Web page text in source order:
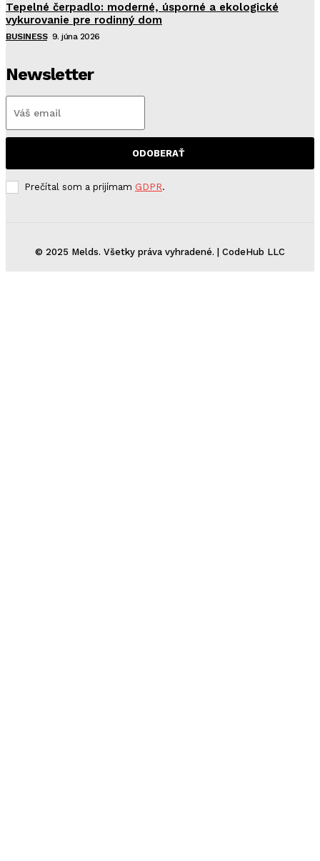
Tepelné čerpadlo: moderné, úsporné a ekologické
vykurovanie pre rodinný dom
BUSINESS 9. júna 2026
Newsletter
ODOBERAŤ
Prečítal som a prijímam GDPR.
© 2025 Melds. Všetky práva vyhradené. | CodeHub LLC